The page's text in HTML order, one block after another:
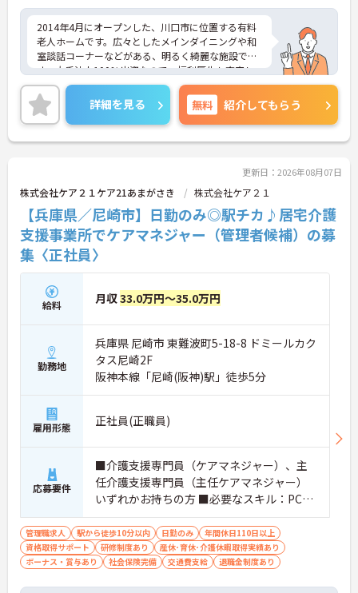
2014年4月にオープンした、川口市に位置する有料
老人ホームです。広々としたメインダイニングや和
室談話コーナーなどがある、明るく綺麗な施設で
す。大手法人100％出資なので、福利厚生も充実し
ています。主な業務はケアプラン作成、アセスメン
トの実施など介護支援に関する業務全般になりま
す。ご興味のある方は面接対策ポイントなどお話い
たしますのでお気軽にお問い合わせください。
詳細を見る 無料 紹介してもらう
更新日：2026年08月07日
株式会社ケア２１ケア21あまがさき 株式会社ケア２１
【兵庫県／尼崎市】日勤のみ◎駅チカ♪居宅介護
支援事業所でケアマネジャー（管理者候補）の募
集〈正社員〉
給料 月収33.0万円～35.0万円
勤務地
兵庫県 尼崎市 東難波町5-18-8 ドミールカク
タス尼崎2F
阪神本線「尼崎(阪神)駅」徒歩5分
雇用形態 正社員(正職員)
応募要件
■介護支援専門員（ケアマネジャー）、主
任介護支援専門員（主任ケアマネジャー）
いずれかお持ちの方 ■必要なスキル：PCス
キル(Excel,Word等)
管理職求人 駅から徒歩10分以内 日勤のみ
年間休日110日以上
資格取得サポート
研修制度あり
産休･育休･介護休暇取得実績あり
ボーナス・賞与あり
社会保険完備 交通費支給 退職金制度あり